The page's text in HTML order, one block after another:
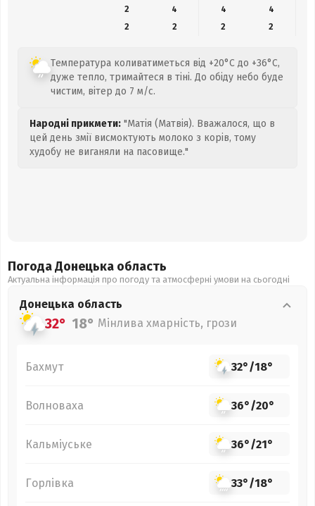
2
4 4
4
2
2 2 2
Температура коливатиметься від +20°C до +36°C,
дуже тепло, тримайтеся в тіні. До обіду небо буде
чистим, вітер до 7 м/с.
Народні прикмети: "Матія (Матвія). Вважалося, що в
цей день змії висмоктують молоко з корів, тому
худобу не виганяли на пасовище."
Погода Донецька область
Актуальна інформація про погоду та атмосферні умови на сьогодні
Донецька область
32° 18° Мінлива хмарність, грози
Бахмут 32°/18°
Волноваха 36°/20°
Кальміуське 36°/21°
Горлівка 33°/18°